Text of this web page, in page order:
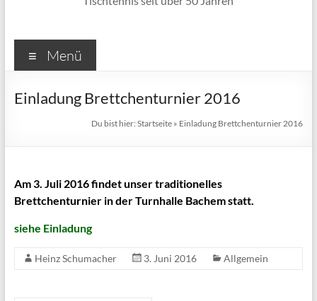
Menü
Einladung Brettchenturnier 2016
Du bist hier:Startseite » Einladung Brettchenturnier 2016
Am 3. Juli 2016 findet unser traditionelles
Brettchenturnier in der Turnhalle Bachem statt.
siehe Einladung
Heinz Schumacher 3. Juni 2016 Allgemein